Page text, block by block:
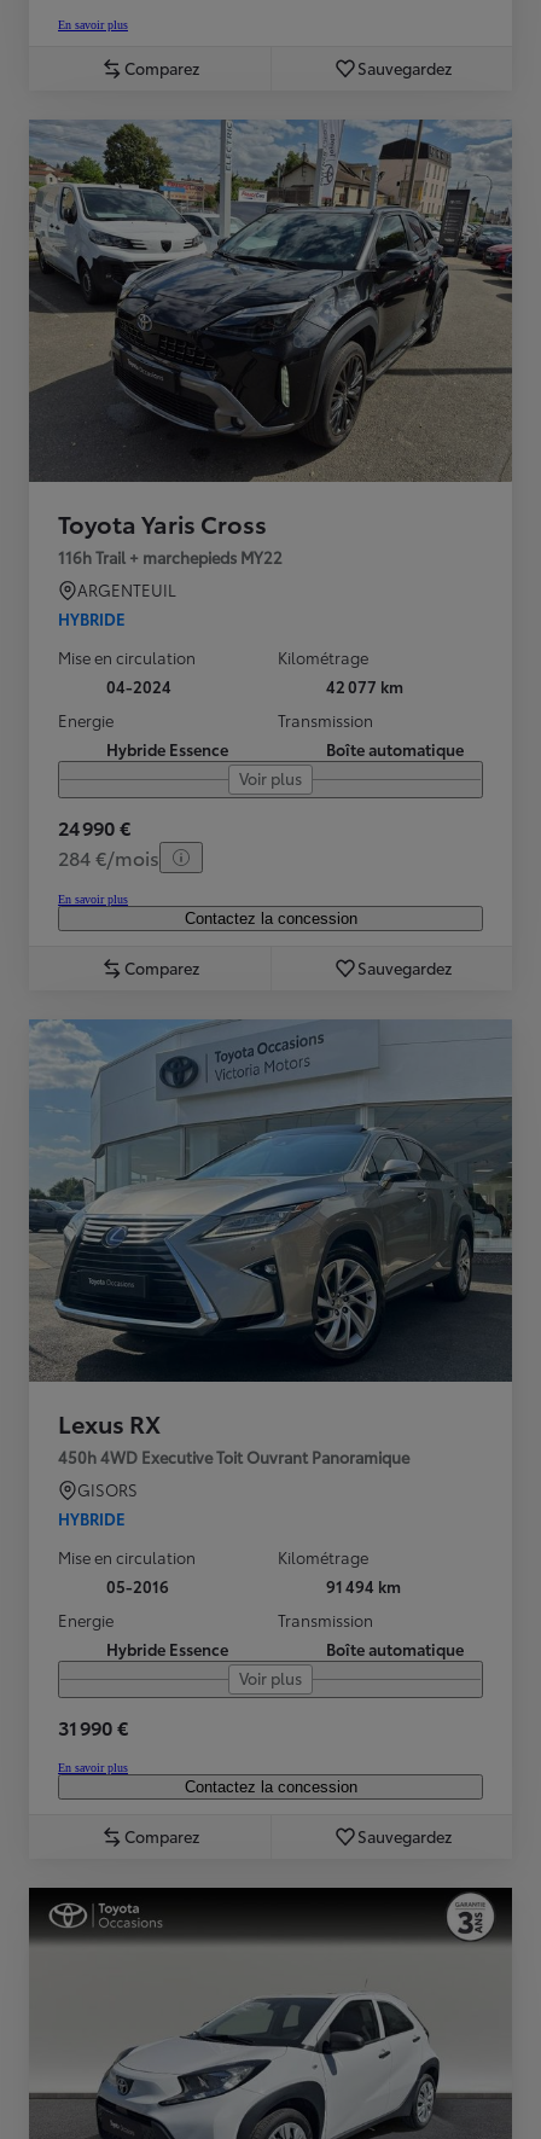
En savoir plus
Comparez Sauvegardez
Toyota Yaris Cross
116h Trail + marchepieds MY22
ARGENTEUIL
HYBRIDE
Mise en circulation
04-2024
Kilométrage
42 077 km
Energie
Hybride Essence
Transmission
Boîte automatique
Voir plus
24 990 €
284 €/mois
En savoir plus
Contactez la concession
Comparez Sauvegardez
Lexus RX
450h 4WD Executive Toit Ouvrant Panoramique
GISORS
HYBRIDE
Mise en circulation
05-2016
Kilométrage
91 494 km
Energie
Hybride Essence
Transmission
Boîte automatique
Voir plus
31 990 €
En savoir plus
Contactez la concession
Comparez Sauvegardez